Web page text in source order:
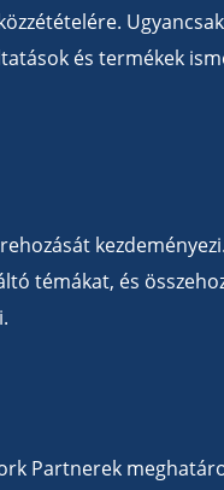
és termékek
témákat, és
Partnerek